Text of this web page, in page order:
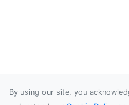
By using our site, you